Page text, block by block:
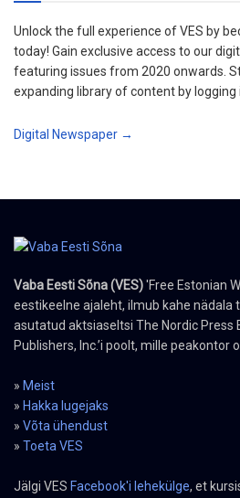
Unlock the full experience of VES by
today! Gain exclusive access to our
featuring issues from 2020 onwards.
expanding library of content by logging
Digital Newspaper →
Vaba Eesti Sõna (VES)'Free Estonian
eestikeelne ajaleht, ilmub kahe nädala
asutatud aktsiaseltsi The Nordic Press
Publishers, Inc.’i poolt, mille peakontor
» Meist
» Hakka lugejaks
» Võta ühendust
» Toeta VES
Jälgi VES Facebook'i lehekülge, et